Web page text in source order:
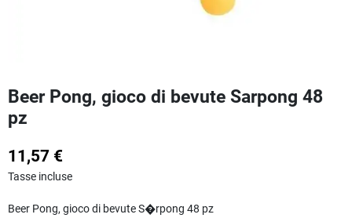
Beer Pong, gioco di bevute Sarpong 48
pz
11,57 €
Tasse incluse
Beer Pong, gioco di bevute S�rpong 48 pz